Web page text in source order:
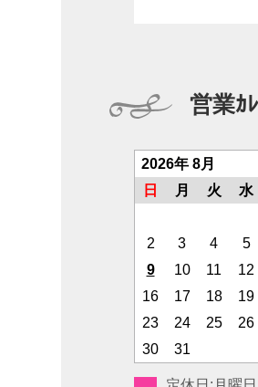
営業ｶ
2026年 8月
日
月 火 水
2
3 4 5
9
10 11 12
16
17 18 19
23
24 25 26
30
31